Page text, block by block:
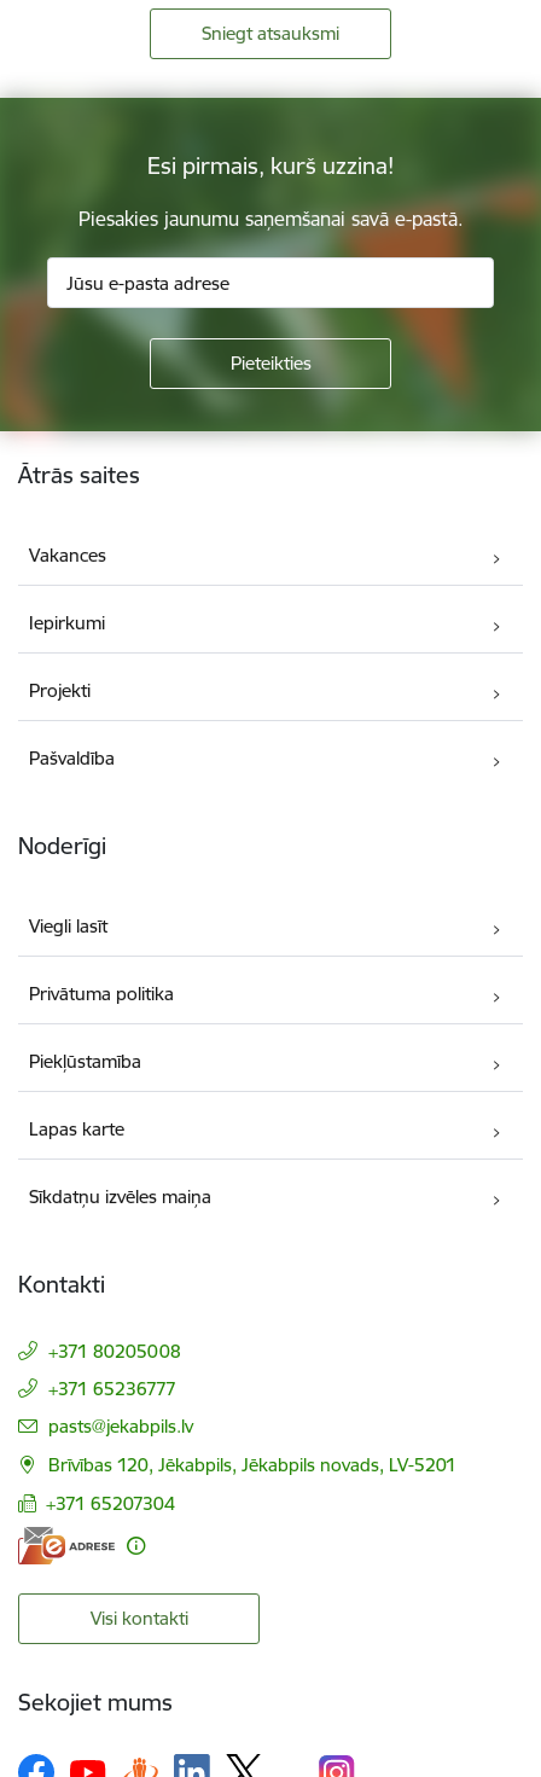
Sniegt atsauksmi
Esi pirmais, kurš uzzina!
Piesakies jaunumu saņemšanai savā e-pastā.
Kājene
Ātrās saites
Vakances
Iepirkumi
Projekti
Pašvaldība
Noderīgi
Viegli lasīt
Privātuma politika
Piekļūstamība
Lapas karte
Sīkdatņu izvēles maiņa
Kontakti
+371 80205008
+371 65236777
E-pasts:
pasts@jekabpils.lv
Brīvības 120, Jēkabpils, Jēkabpils novads, LV-5201
+371 65207304
Visi kontakti
Sekojiet mums